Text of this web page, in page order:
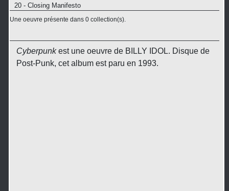
20 - Closing Manifesto
Une oeuvre présente dans 0 collection(s).
Cyberpunkest une oeuvre de BILLY IDOL. Disque de
Post-Punk, cet album est paru en 1993.